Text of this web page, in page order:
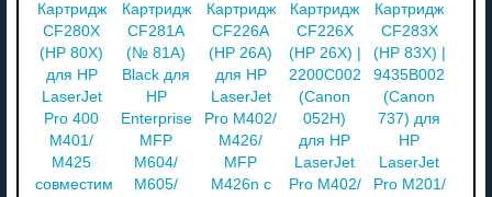
Картридж
CF280X
(HP 80X)
для HP
LaserJet
Pro 400
M401/
M425
совместимый
Картридж
CF281A
(№ 81A)
Black для
HP
Enterprise
MFP
M604/
M605/
Картридж
CF226A
(HP 26A)
для HP
LaserJet
Pro M402/
M426/
MFP
M426n с
Картридж
CF226X
(HP 26X) |
2200C002
(Canon
052H)
для HP
LaserJet
Pro M402/
Картридж
CF283X
(HP 83X) |
9435B002
(Canon
737) для
HP
LaserJet
Pro M201/